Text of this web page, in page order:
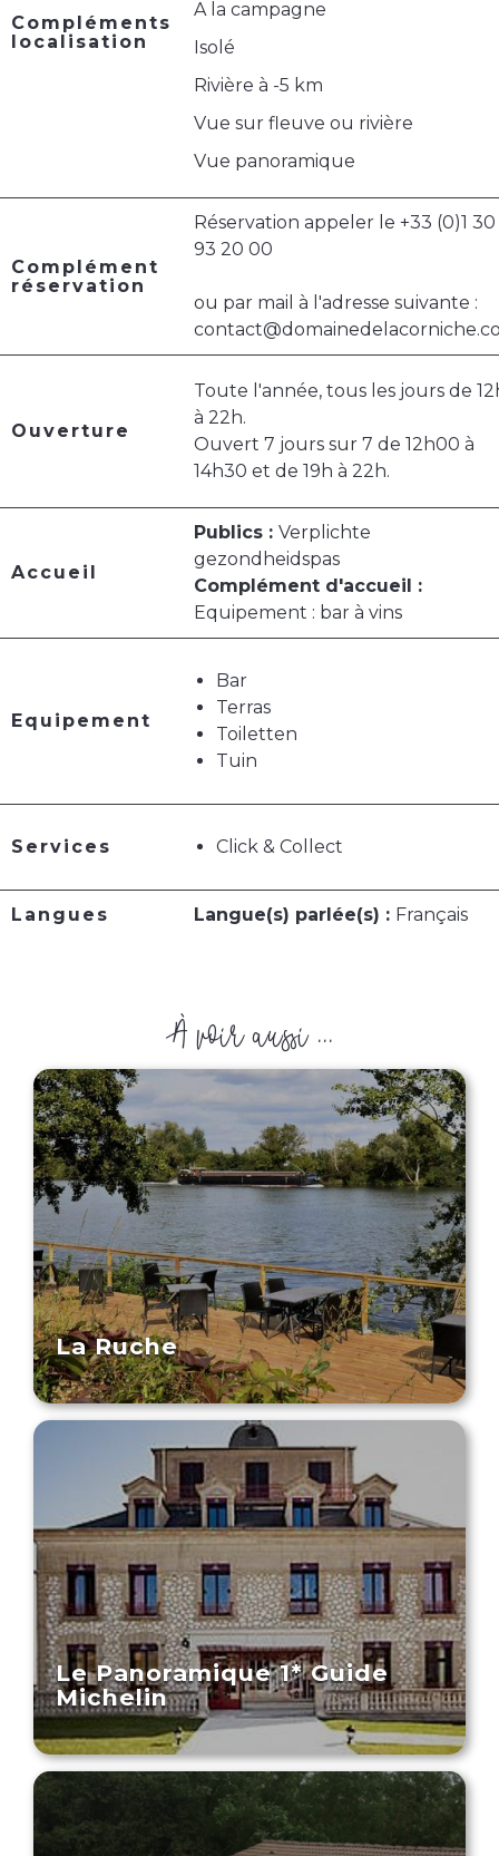
Compléments
localisation
A la campagne
Isolé
Rivière à -5 km
Vue sur fleuve ou rivière
Vue panoramique
Complément
réservation
Réservation appeler le +33 (0)1 30
93 20 00
ou par mail à l'adresse suivante :
Ouverture
Toute l'année, tous les jours de
à 22h.
Ouvert 7 jours sur 7 de 12h00 à
14h30 et de 19h à 22h.
Accueil
Publics : Verplichte
gezondheidspas
Complément d'accueil :
Equipement : bar à vins
Equipement
Bar
Terras
Toiletten
Tuin
Services Click & Collect
Langues Langue(s) parlée(s) : Français
À voir aussi ...
La Ruche
Le Panoramique 1* Guide
Michelin